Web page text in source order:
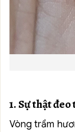
1. Sự thật
Vòng trầm